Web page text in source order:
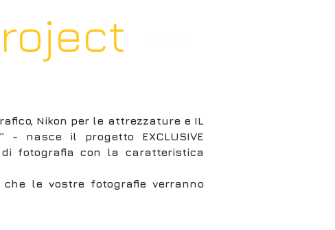
Nikon per le attrezzature e IL
- nasce il progetto EXCLUSIVE
di fotografia con la caratteristica
le vostre fotografie verranno